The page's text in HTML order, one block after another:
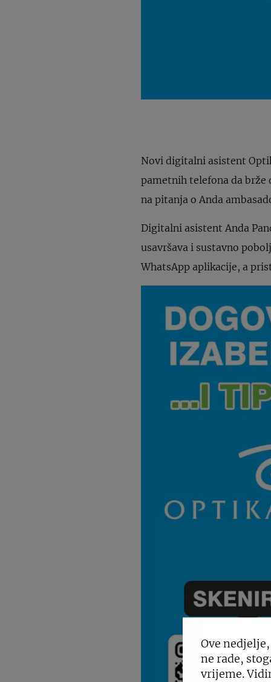
Novi digitalni asistent
pametnih telefona da brže
na pitanja o Anda
Digitalni asistent Anda
usavršava i sustavno
WhatsApp aplikacije, a
Ove
ne rade,
vrijeme.